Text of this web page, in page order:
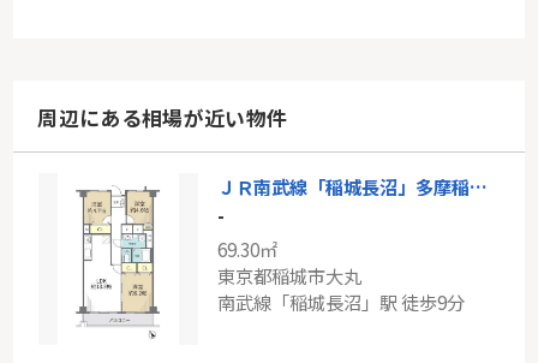
周辺にある相場が近い物件
ＪＲ南武線「稲城長沼」多摩稲城マンション
-
69.30㎡
東京都稲城市大丸
南武線「稲城長沼」駅 徒歩9分